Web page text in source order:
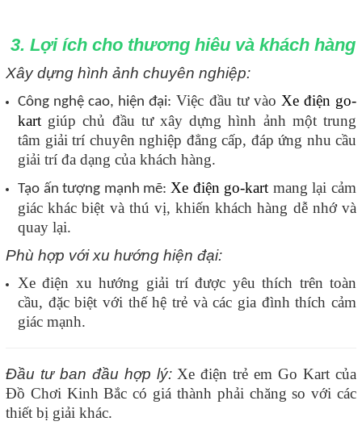
3. Lợi ích cho thương hiêu và khách hàng
Xây dựng hình ảnh chuyên nghiệp:
Công nghệ cao, hiện đại: Việc đầu tư vào Xe điện go-
kart giúp chủ đầu tư xây dựng hình ảnh một trung
tâm giải trí chuyên nghiệp đẳng cấp, đáp ứng nhu cầu
giải trí đa dạng của khách hàng.
Tạo ấn tượng mạnh mẽ: Xe điện go-kart mang lại cảm
giác khác biệt và thú vị, khiến khách hàng dễ nhớ và
quay lại.
Phù hợp với xu hướng hiện đại:
Xe điện xu hướng giải trí được yêu thích trên toàn
cầu, đặc biệt với thế hệ trẻ và các gia đình thích cảm
giác mạnh.
Đầu tư ban đầu hợp lý: Xe điện trẻ em Go Kart của
Đồ Chơi Kinh Bắc có giá thành phải chăng so với các
thiết bị giải khác.